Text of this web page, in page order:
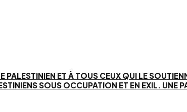
ET À TOUS CEUX QUI LE
SOUS OCCUPATION ET EN EXIL. UNE